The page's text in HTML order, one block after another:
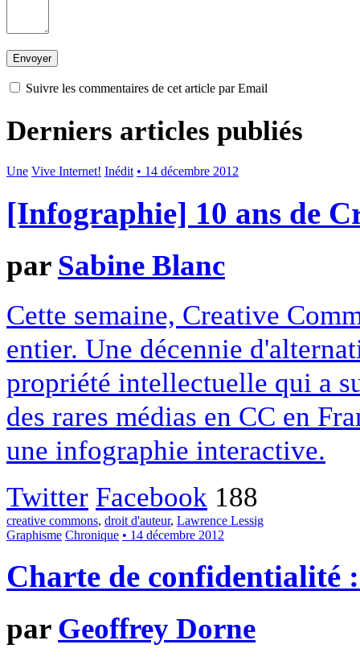
Suivre les commentaires de cet article par Email
Derniers articles publiés
Une Vive Internet! Inédit • 14 décembre 2012
[Infographie] 10 ans de
par Sabine Blanc
Cette semaine, Creative
entier. Une décennie
propriété intellectuelle qui a
des rares médias en CC en
une infographie interactive.
Twitter Facebook 188
creative commons, droit d'auteur, Lawrence Lessig
Graphisme Chronique • 14 décembre 2012
Charte de confidentialité
par Geoffrey Dorne